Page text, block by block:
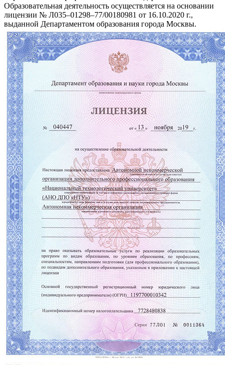
Образовательная деятельность осуществляется на основании
лицензии № Л035–01298–77/00180981 от 16.10.2020 г.,
выданной Департаментом образования города Москвы.